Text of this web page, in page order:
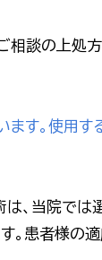
談の上処
す。使用す
、当院では
患者様の適